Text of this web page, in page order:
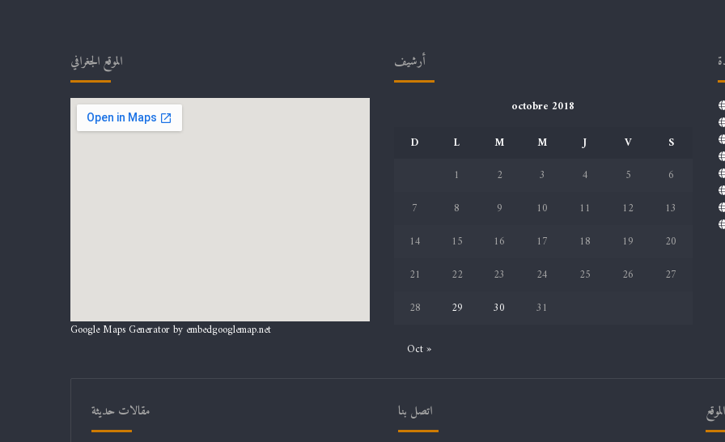
الموقع الجغرافي
Google Maps Generator by embedgooglemap.net
أرشيف
octobre 2018
D
L M M J V
S
1
2 3 4 5
6
7
8 9 10 11 12
13
14
15 16 17 18 19
20
21
22 23 24 25 26
27
28
29 30 31
Oct »
مقالات حديثة اتصل بنا